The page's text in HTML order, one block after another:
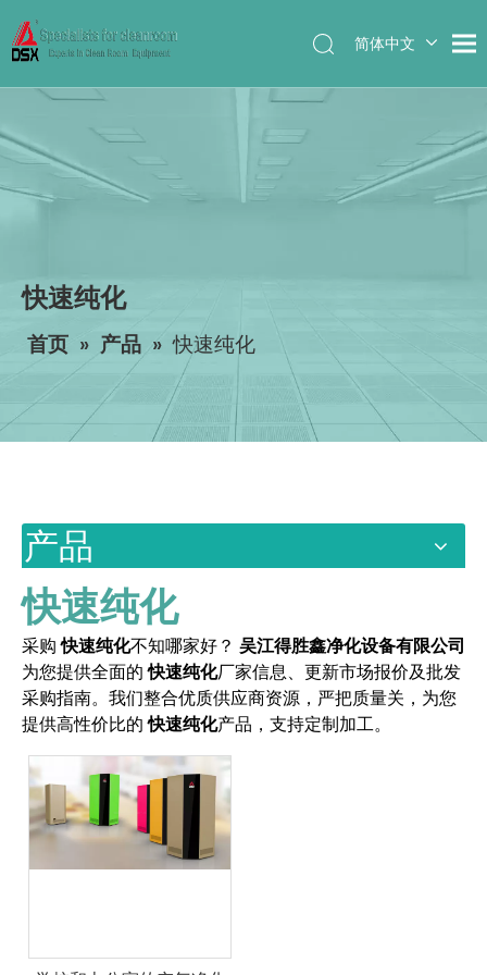
简体中文
快速纯化
首页 » 产品 » 快速纯化
产品
快速纯化
采购快速纯化不知哪家好？ 吴江得胜鑫净化设备有限公司
为您提供全面的快速纯化厂家信息、更新市场报价及批发
采购指南。我们整合优质供应商资源，严把质量关，为您
提供高性价比的快速纯化产品，支持定制加工。